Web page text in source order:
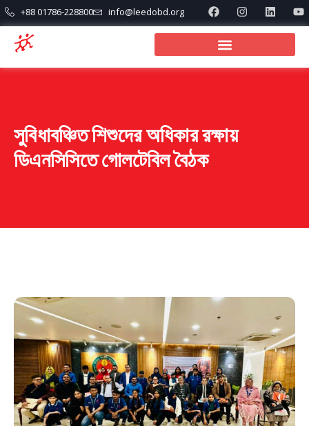
+88 01786-228800 info@leedobd.org
সুবিধাবঞ্চিত শিশুদের অধিকার রক্ষায়
ডিএনসিসিতে গোলটেবিল বৈঠক